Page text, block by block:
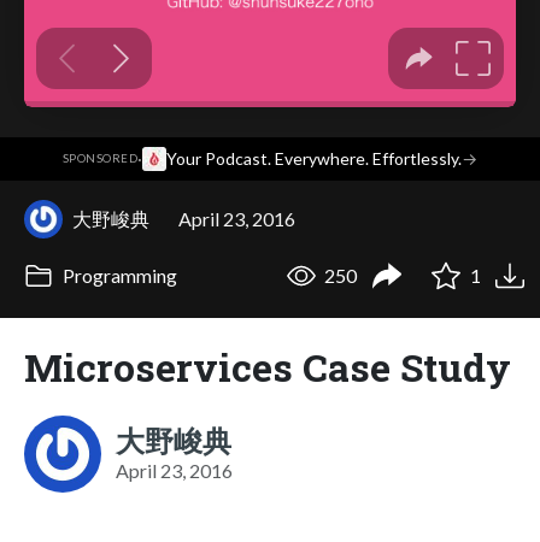
SPONSORED· Your Podcast. Everywhere. Effortlessly.→
大野峻典 April 23, 2016
Programming 250 1
Microservices Case Study
大野峻典
April 23, 2016